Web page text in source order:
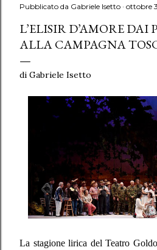
Pubblicato da Gabriele Isetto ottobre
L’ELISIR D’AMORE DAI
ALLA CAMPAGNA
di Gabriele Isetto
La stagione lirica del Teatro